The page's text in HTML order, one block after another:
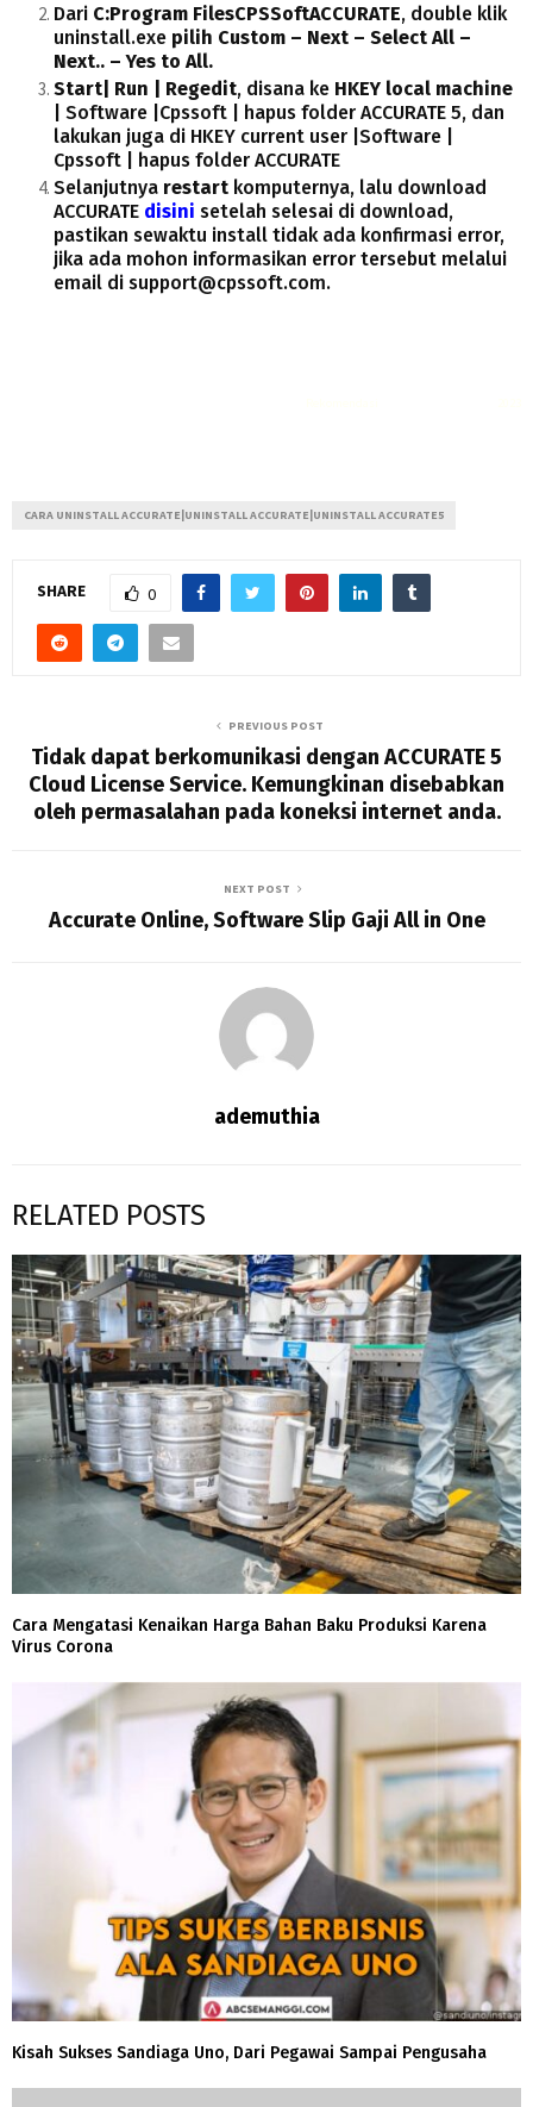
Dari C:Program FilesCPSSoftACCURATE, double klik
uninstall.exe pilih Custom – Next – Select All –
Next.. – Yes to All.
Start| Run | Regedit, disana ke HKEY local machine
| Software |Cpssoft | hapus folder ACCURATE 5, dan
lakukan juga di HKEY current user |Software |
Cpssoft | hapus folder ACCURATE
Selanjutnya restart komputernya, lalu download
ACCURATE disini setelah selesai di download,
pastikan sewaktu install tidak ada konfirmasi error,
jika ada mohon informasikan error tersebut melalui
email di support@cpssoft.com.
CARA UNINSTALL ACCURATE|UNINSTALL ACCURATE|UNINSTALL ACCURATE5
SHARE 0
PREVIOUS POST
Tidak dapat berkomunikasi dengan ACCURATE 5
Cloud License Service. Kemungkinan disebabkan
oleh permasalahan pada koneksi internet anda.
NEXT POST
Accurate Online, Software Slip Gaji All in One
ademuthia
RELATED POSTS
Cara Mengatasi Kenaikan Harga Bahan Baku Produksi Karena
Virus Corona
Kisah Sukses Sandiaga Uno, Dari Pegawai Sampai Pengusaha